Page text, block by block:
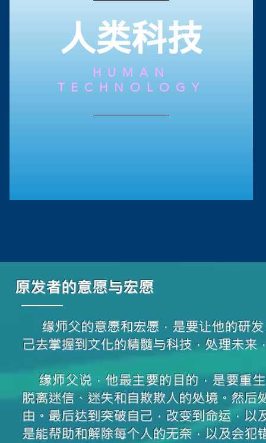
人类科技
HUMAN
TECHNOLOGY
​原发者的意愿与宏愿
缘师父的意愿和宏愿，是要让他的研
己去掌握到文化的精髓与科技，处理未来
缘师父说，他最主要的目的，是要重
脱离迷信、迷失和自欺欺人的处境。然
由。最后达到突破自己，改变到命运，
是能帮助和解除每个人的无奈，以及会犯